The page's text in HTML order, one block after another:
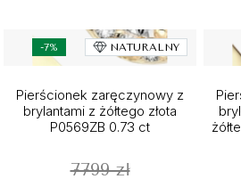
-7% NATURALNY
Pierścionek zaręczynowy z
brylantami z żółtego złota
P0569ZB 0.73 ct
7799 zł